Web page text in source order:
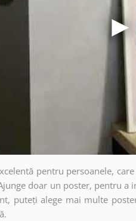
pentru persoanele,
doar un poster, pentru a
puteți alege mai multe